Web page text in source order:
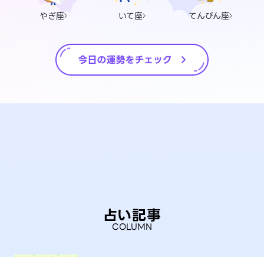
やぎ座 いて座 てんびん座
占い記事
COLUMN